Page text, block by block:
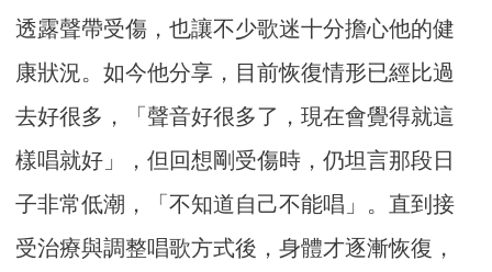
透露聲帶受傷，也讓不少歌迷十分擔心他的健
康狀況。如今他分享，目前恢復情形已經比過
去好很多，「聲音好很多了，現在會覺得就這
樣唱就好」，但回想剛受傷時，仍坦言那段日
子非常低潮，「不知道自己不能唱」。直到接
受治療與調整唱歌方式後，身體才逐漸恢復，